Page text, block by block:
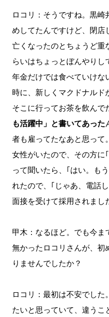
ロコリ：そうですね。黒
めしてたんですけど、閉
亡くなったのとちょうど重
らいはちょっとぼんやりし
年金だけでは食べていけな
時に、新しくマクドナルド
そこに行ってお茶を飲んで
も活躍中」と書いてあった
者も雇ってたなあと思って
女性がいたので、その方に
って聞いたら、｢はい。も
れたので、｢じゃあ、電話
面接を受けて採用されまし
甲木：なるほど。でも今
無かったロコリさんが、初
りませんでしたか？
ロコリ：最初は不安でし
たいと思っていて、違う